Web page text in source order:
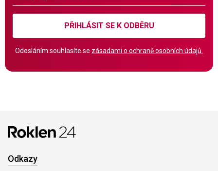
PŘIHLÁSIT SE K ODBĚRU
Odesláním souhlasíte se zásadami o ochraně osobních údajů.
Odkazy